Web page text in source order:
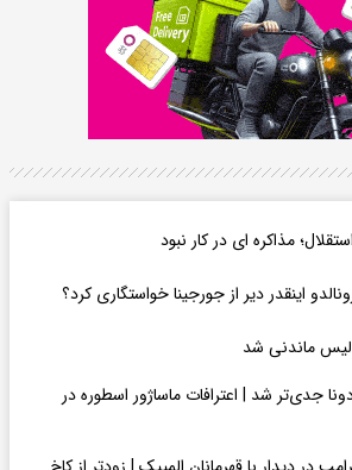
مذاکره ای در کار نبود
اینقدر دیر از جورجینا خواستگاری کرد؟
ماندنی شد
جدی‌تر شد | اعترافات ماساژور اسطوره در